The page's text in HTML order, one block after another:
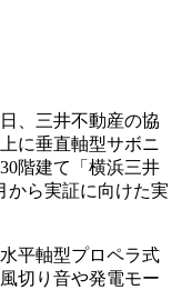
、三井不動産の協
に垂直軸型サボニ
階建て「横浜三井
から実証に向けた実
平軸型プロペラ式
切り音や発電モー